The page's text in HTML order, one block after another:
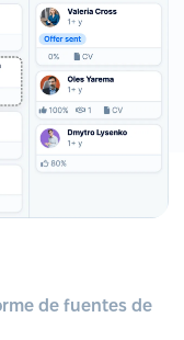
de fuentes de